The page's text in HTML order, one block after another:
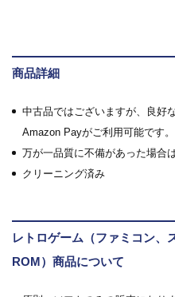
商品詳細
中古品ではございますが、良好
Amazon Payがご利用可能です。
万が一品質に不備があった場合
クリーニング済み
レトロゲーム（ファミコン、
ROM）商品について